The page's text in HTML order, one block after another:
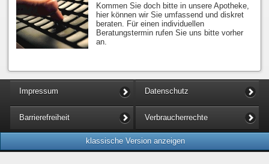
Kommen Sie doch bitte in unsere Apotheke,
hier können wir Sie umfassend und diskret
beraten. Für einen individuellen
Beratungstermin rufen Sie uns bitte vorher
an.
Impressum Datenschutz
Barrierefreiheit Verbraucherrechte
klassische Version anzeigen